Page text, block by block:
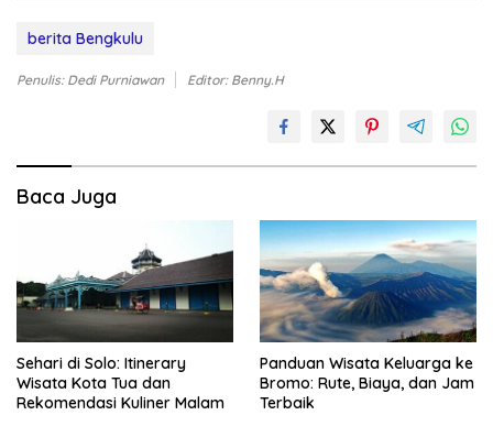
berita Bengkulu
Penulis: Dedi Purniawan Editor: Benny.H
Baca Juga
Sehari di Solo: Itinerary
Wisata Kota Tua dan
Rekomendasi Kuliner Malam
Panduan Wisata Keluarga ke
Bromo: Rute, Biaya, dan Jam
Terbaik